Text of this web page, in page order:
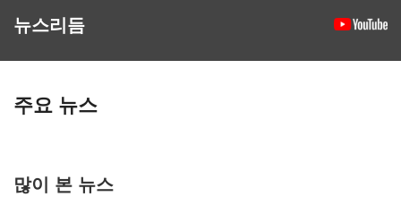
뉴스리듬
주요 뉴스
많이 본 뉴스